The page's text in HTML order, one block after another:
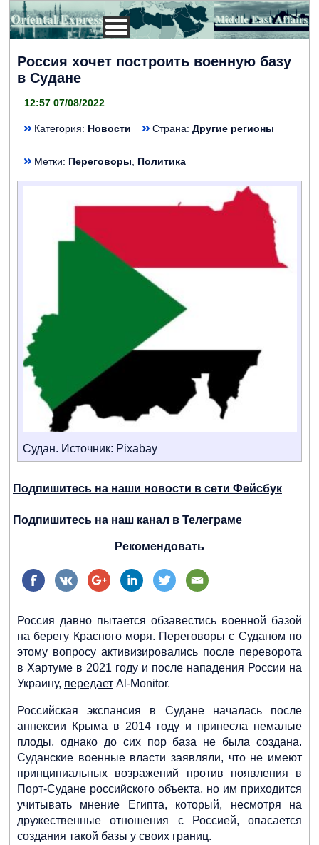
Россия хочет построить военную базу
в Судане
12:57 07/08/2022
Категория: Новости Страна: Другие регионы
Метки: Переговоры Политика
Судан. Источник: Pixabay
Подпишитесь на наши новости в сети Фейсбук
Подпишитесь на наш канал в Телеграме
Рекомендовать
Россия давно пытается обзавестись военной базой
на берегу Красного моря. Переговоры с Суданом по
этому вопросу активизировались после переворота
в Хартуме в 2021 году и после нападения России на
Украину, передает Al-Monitor.
Российская экспансия в Судане началась после
аннексии Крыма в 2014 году и принесла немалые
плоды, однако до сих пор база не была создана.
Суданские военные власти заявляли, что не имеют
принципиальных возражений против появления в
Порт-Судане российского объекта, но им приходится
учитывать мнение Египта, который, несмотря на
дружественные отношения с Россией, опасается
создания такой базы у своих границ.
Наступление русского «Мира»:
идут переговоры с Китаем, Индией
и Египтом